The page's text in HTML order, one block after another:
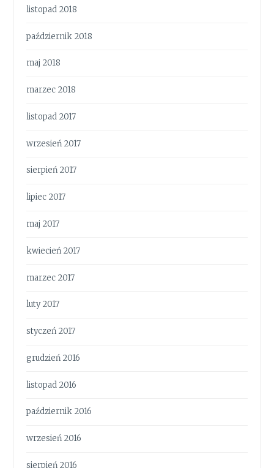
listopad 2018
październik 2018
maj 2018
marzec 2018
listopad 2017
wrzesień 2017
sierpień 2017
lipiec 2017
maj 2017
kwiecień 2017
marzec 2017
luty 2017
styczeń 2017
grudzień 2016
listopad 2016
październik 2016
wrzesień 2016
sierpień 2016